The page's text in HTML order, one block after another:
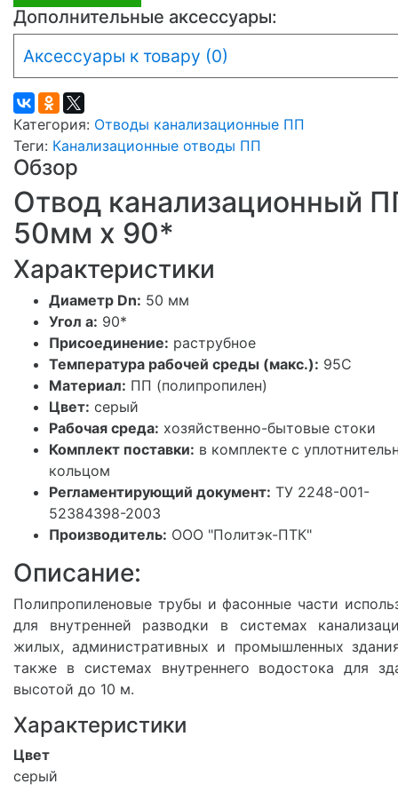
Дополнительные аксессуары:
Аксессуары к товару (0)
Категория: Отводы канализационные ПП
Теги: Канализационные отводы ПП
Обзор
Отвод канализационный
50мм х 90*
Характеристики
Диаметр Dn: 50 мм
Угол а: 90*
Присоединение: раструбное
Температура рабочей среды (макс.): 95С
Материал: ПП (полипропилен)
Цвет: серый
Рабочая среда: хозяйственно-бытовые стоки
Комплект поставки: в комплекте с
кольцом
Регламентирующий документ: ТУ 2248-001-
52384398-2003
Производитель: ООО "Политэк-ПТК"
Описание:
Полипропиленовые трубы и фасонные части
для внутренней разводки в системах
жилых, административных и промышленных
также в системах внутреннего водостока для
высотой до 10 м.
Характеристики
Цвет
серый